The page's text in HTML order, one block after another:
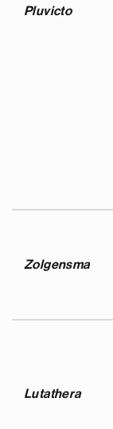
Pluvicto
Zolgensma
Lutathera